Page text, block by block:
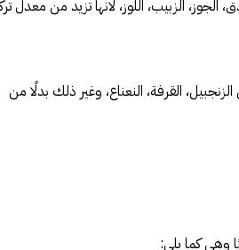
الزبيب، اللوز، لانها تزيد من معدل
القرفة، النعناع، وغير ذلك بدلًا من
وهي كما يلي: